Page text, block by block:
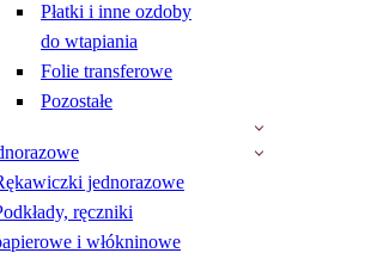
Płatki i inne ozdoby
do wtapiania
Folie transferowe
Pozostałe
jednorazowe
ręczniki
i włókninowe